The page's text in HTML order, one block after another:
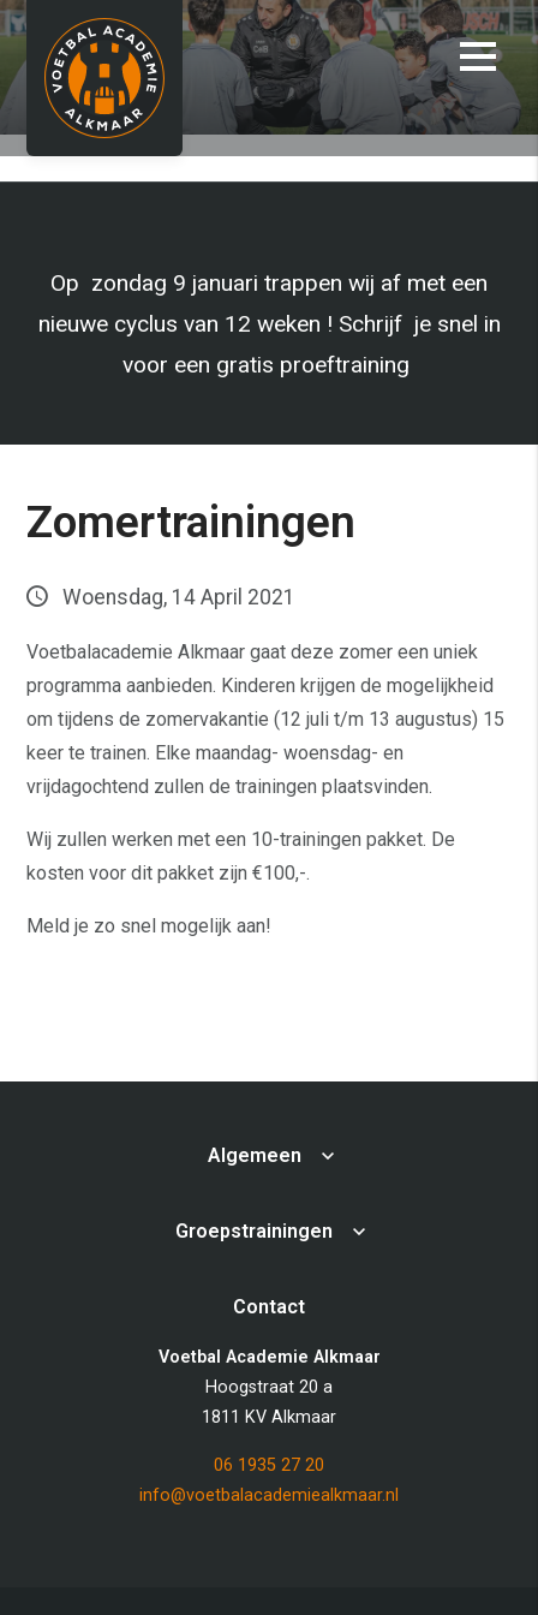
Op zondag 9 januari trappen wij af met een
nieuwe cyclus van 12 weken ! Schrijf je snel in
voor een gratis proeftraining
Zomertrainingen
Woensdag, 14 April 2021
Voetbalacademie Alkmaar gaat deze zomer een uniek
programma aanbieden. Kinderen krijgen de mogelijkheid
om tijdens de zomervakantie (12 juli t/m 13 augustus) 15
keer te trainen. Elke maandag- woensdag- en
vrijdagochtend zullen de trainingen plaatsvinden.
Wij zullen werken met een 10-trainingen pakket. De
kosten voor dit pakket zijn €100,-.
Meld je zo snel mogelijk aan!
Algemeen
Groepstrainingen
Contact
Voetbal Academie Alkmaar
Hoogstraat 20 a
1811 KV Alkmaar
06 1935 27 20
info@voetbalacademiealkmaar.nl